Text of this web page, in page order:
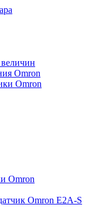
Omron
Omron
Omron
Omron E2A-S